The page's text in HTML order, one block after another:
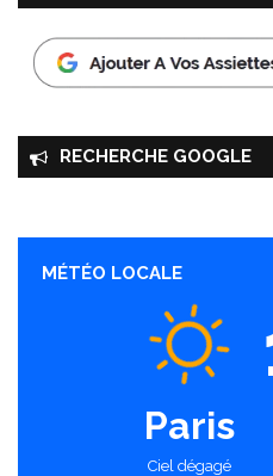
RECHERCHE GOOGLE
MÉTÉO LOCALE
Paris
Ciel dégagé